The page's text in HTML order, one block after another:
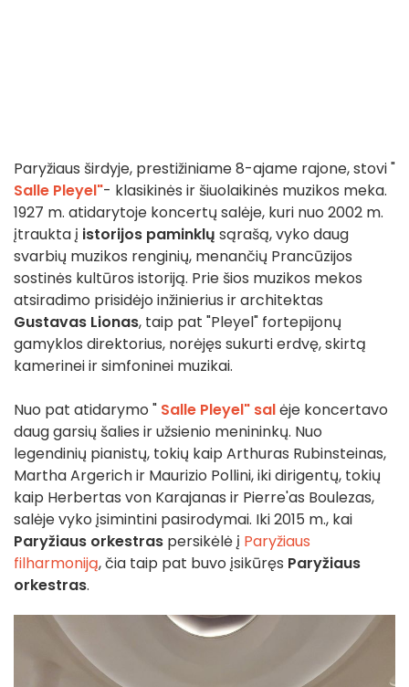
Paryžiaus širdyje, prestižiniame 8-ajame rajone, stovi "
Salle Pleyel"- klasikinės ir šiuolaikinės muzikos meka.
1927 m. atidarytoje koncertų salėje, kuri nuo 2002 m.
įtraukta į istorijos paminklų sąrašą, vyko daug
svarbių muzikos renginių, menančių Prancūzijos
sostinės kultūros istoriją. Prie šios muzikos mekos
atsiradimo prisidėjo inžinierius ir architektas
Gustavas Lionas, taip pat "Pleyel" fortepijonų
gamyklos direktorius, norėjęs sukurti erdvę, skirtą
kamerinei ir simfoninei muzikai.
Nuo pat atidarymo " Salle Pleyel" salėje koncertavo
daug garsių šalies ir užsienio menininkų. Nuo
legendinių pianistų, tokių kaip Arthuras Rubinsteinas,
Martha Argerich ir Maurizio Pollini, iki dirigentų, tokių
kaip Herbertas von Karajanas ir Pierre'as Boulezas,
salėje vyko įsimintini pasirodymai. Iki 2015 m., kai
Paryžiaus orkestras persikėlė į Paryžiaus
filharmoniją, čia taip pat buvo įsikūręs Paryžiaus
orkestras.